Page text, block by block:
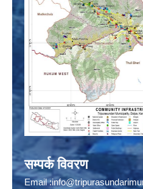
सम्पर्क विवरण
Email :